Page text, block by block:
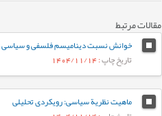
مقالات مرتبط
تاریخ چاپ: 1404/11/14
ماهیت نظریة سیاسی: رویکردی تحلیلی